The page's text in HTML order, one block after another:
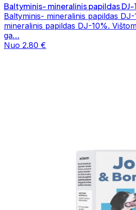
Baltyminis- mineralinis papildas DJ-
Baltyminis- mineralinis papildas
mineralinis papildas DJ-10%.
ga…
Nuo 2.80 €